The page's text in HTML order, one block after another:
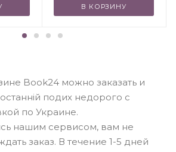
В КОРЗИНУ
Book24 можно заказать и
подих недорого с
по Украине.
нашим сервисом, вам не
заказ. В течение 1-5 дней